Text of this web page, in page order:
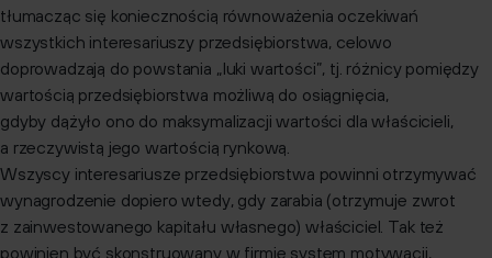
tłumacząc się koniecznością równoważenia oczekiwań
wszystkich interesariuszy przedsiębiorstwa, celowo
doprowadzają do powstania „luki wartości”, tj. różnicy pomiędzy
wartością przedsiębiorstwa możliwą do osiągnięcia,
gdyby dążyło ono do maksymalizacji wartości dla właścicieli,
a rzeczywistą jego wartością rynkową.
Wszyscy interesariusze przedsiębiorstwa powinni otrzymywać
wynagrodzenie dopiero wtedy, gdy zarabia (otrzymuje zwrot
z zainwestowanego kapitału własnego) właściciel. Tak też
powinien być skonstruowany w firmie system motywacji,